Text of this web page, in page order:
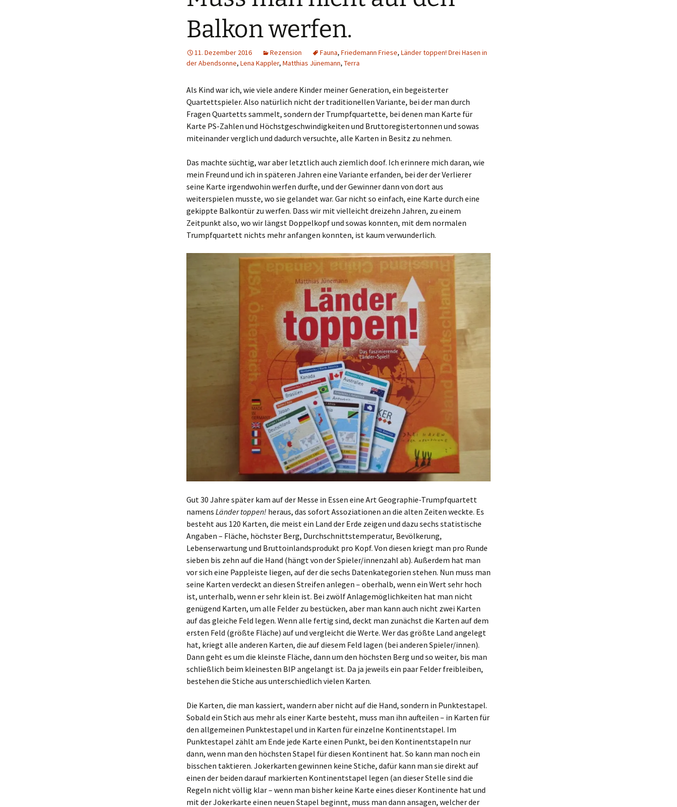
Verlagsliste Costa Rica
Verlagsliste Ecuador
Verlagsliste Kolumbien
Verlagsliste Mexiko
Verlagsliste Uruguay
Verlagsliste Venezuela
Topfrosch
Tricky Bid
toi!
Unveröffentlichte Spiele
Balkon werfen.
11. Dezember 2016 Rezension Fauna, Friedemann Friese, Länder toppen! Drei Hasen in
der Abendsonne, Lena Kappler, Matthias Jünemann, Terra
Als Kind war ich, wie viele andere Kinder meiner Generation, ein begeisterter
Quartettspieler. Also natürlich nicht der traditionellen Variante, bei der man durch
Fragen Quartetts sammelt, sondern der Trumpfquartette, bei denen man Karte für
Karte PS-Zahlen und Höchstgeschwindigkeiten und Bruttoregistertonnen und sowas
miteinander verglich und dadurch versuchte, alle Karten in Besitz zu nehmen.
Das machte süchtig, war aber letztlich auch ziemlich doof. Ich erinnere mich daran, wie
mein Freund und ich in späteren Jahren eine Variante erfanden, bei der der Verlierer
seine Karte irgendwohin werfen durfte, und der Gewinner dann von dort aus
weiterspielen musste, wo sie gelandet war. Gar nicht so einfach, eine Karte durch eine
gekippte Balkontür zu werfen. Dass wir mit vielleicht dreizehn Jahren, zu einem
Zeitpunkt also, wo wir längst Doppelkopf und sowas konnten, mit dem normalen
Trumpfquartett nichts mehr anfangen konnten, ist kaum verwunderlich.
Gut 30 Jahre später kam auf der Messe in Essen eine Art Geographie-Trumpfquartett
namens Länder toppen! heraus, das sofort Assoziationen an die alten Zeiten weckte. Es
besteht aus 120 Karten, die meist ein Land der Erde zeigen und dazu sechs statistische
Angaben – Fläche, höchster Berg, Durchschnittstemperatur, Bevölkerung,
Lebenserwartung und Bruttoinlandsprodukt pro Kopf. Von diesen kriegt man pro Runde
sieben bis zehn auf die Hand (hängt von der Spieler/innenzahl ab). Außerdem hat man
vor sich eine Pappleiste liegen, auf der die sechs Datenkategorien stehen. Nun muss man
seine Karten verdeckt an diesen Streifen anlegen – oberhalb, wenn ein Wert sehr hoch
ist, unterhalb, wenn er sehr klein ist. Bei zwölf Anlagemöglichkeiten hat man nicht
genügend Karten, um alle Felder zu bestücken, aber man kann auch nicht zwei Karten
auf das gleiche Feld legen. Wenn alle fertig sind, deckt man zunächst die Karten auf dem
ersten Feld (größte Fläche) auf und vergleicht die Werte. Wer das größte Land angelegt
hat, kriegt alle anderen Karten, die auf diesem Feld lagen (bei anderen Spieler/innen).
Dann geht es um die kleinste Fläche, dann um den höchsten Berg und so weiter, bis man
schließlich beim kleinesten BIP angelangt ist. Da ja jeweils ein paar Felder freibleiben,
bestehen die Stiche aus unterschiedlich vielen Karten.
Die Karten, die man kassiert, wandern aber nicht auf die Hand, sondern in Punktestapel.
Sobald ein Stich aus mehr als einer Karte besteht, muss man ihn aufteilen – in Karten für
den allgemeinen Punktestapel und in Karten für einzelne Kontinentstapel. Im
Punktestapel zählt am Ende jede Karte einen Punkt, bei den Kontinentstapeln nur
dann, wenn man den höchsten Stapel für diesen Kontinent hat. So kann man noch ein
bisschen taktieren. Jokerkarten gewinnen keine Stiche, dafür kann man sie direkt auf
einen der beiden darauf markierten Kontinentstapel legen (an dieser Stelle sind die
Regeln nicht völlig klar – wenn man bisher keine Karte eines dieser Kontinente hat und
mit der Jokerkarte einen neuen Stapel beginnt, muss man dann ansagen, welcher der